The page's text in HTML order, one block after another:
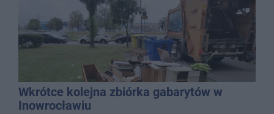
Wkrótce kolejna zbiórka gabarytów w
Inowrocławiu